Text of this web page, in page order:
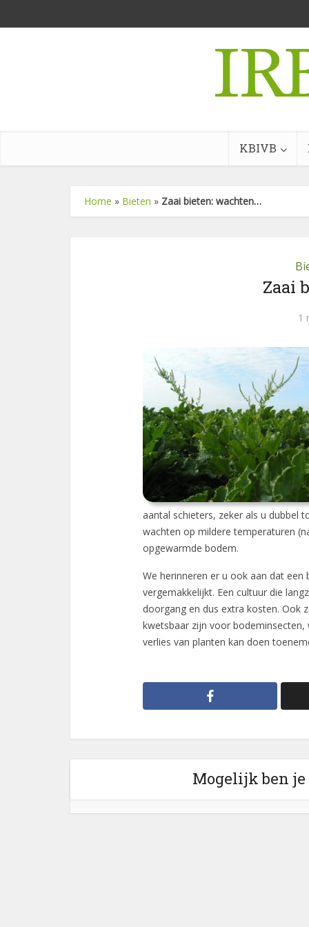
KBIVB
Home » Bieten » Zaai bieten: wachten…
Zaai
1
aantal schieters, zeker als u dubbel
wachten op mildere temperaturen
opgewarmde bodem.
We herinneren er u ook aan dat
vergemakkelijkt. Een cultuur die
doorgang en dus extra kosten. Ook
kwetsbaar zijn voor
verlies van planten kan doen
Mogelijk ben